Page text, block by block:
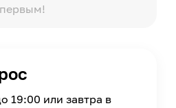
первым!
19:00 или завтра в